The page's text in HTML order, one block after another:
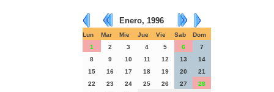
Enero, 1996
Lun Mar Mie Jue Vie Sab
Dom
1
2 3 4 5 6
7
8
9 10 11 12 13
14
15
16 17 18 19 20
21
22
23 24 25 26 27
28